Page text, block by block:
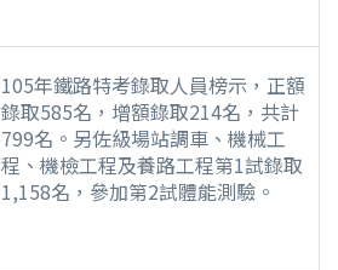
105年鐵路特考錄取人員榜示，正額
錄取585名，增額錄取214名，共計
799名。另佐級場站調車、機械工
程、機檢工程及養路工程第1試錄取
1,158名，參加第2試體能測驗。